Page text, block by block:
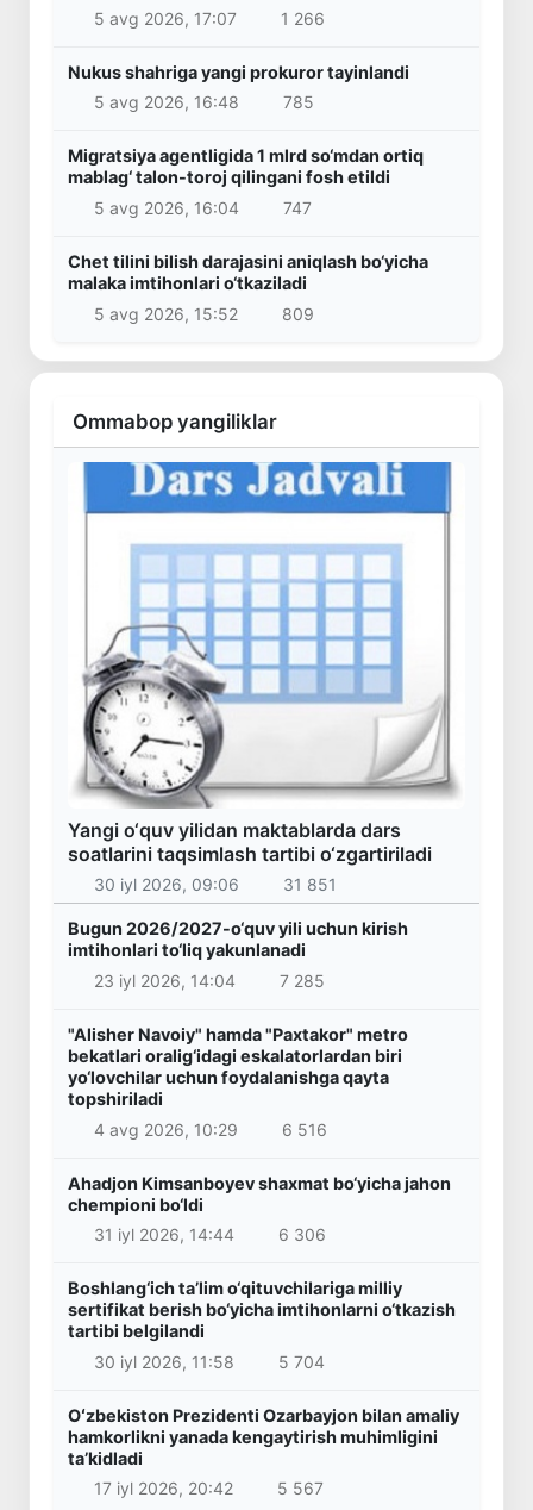
5 avg 2026, 17:07
1 266
Nukus shahriga yangi prokuror tayinlandi
5 avg 2026, 16:48
785
Migratsiya agentligida 1 mlrd so‘mdan ortiq
mablag‘ talon-toroj qilingani fosh etildi
5 avg 2026, 16:04
747
Chet tilini bilish darajasini aniqlash bo‘yicha
malaka imtihonlari o‘tkaziladi
5 avg 2026, 15:52
809
Ommabop yangiliklar
Yangi o‘quv yilidan maktablarda dars
soatlarini taqsimlash tartibi o‘zgartiriladi
30 iyl 2026, 09:06 31 851
Bugun 2026/2027-o‘quv yili uchun kirish
imtihonlari to‘liq yakunlanadi
23 iyl 2026, 14:04
7 285
"Alisher Navoiy" hamda "Paxtakor" metro
bekatlari oralig‘idagi eskalatorlardan biri
yo‘lovchilar uchun foydalanishga qayta
topshiriladi
4 avg 2026, 10:29
6 516
Ahadjon Kimsanboyev shaxmat bo‘yicha jahon
chempioni bo‘ldi
31 iyl 2026, 14:44
6 306
Boshlang‘ich ta’lim o‘qituvchilariga milliy
sertifikat berish bo‘yicha imtihonlarni o‘tkazish
tartibi belgilandi
30 iyl 2026, 11:58
5 704
Oʻzbekiston Prezidenti Ozarbayjon bilan amaliy
hamkorlikni yanada kengaytirish muhimligini
taʼkidladi
17 iyl 2026, 20:42
5 567